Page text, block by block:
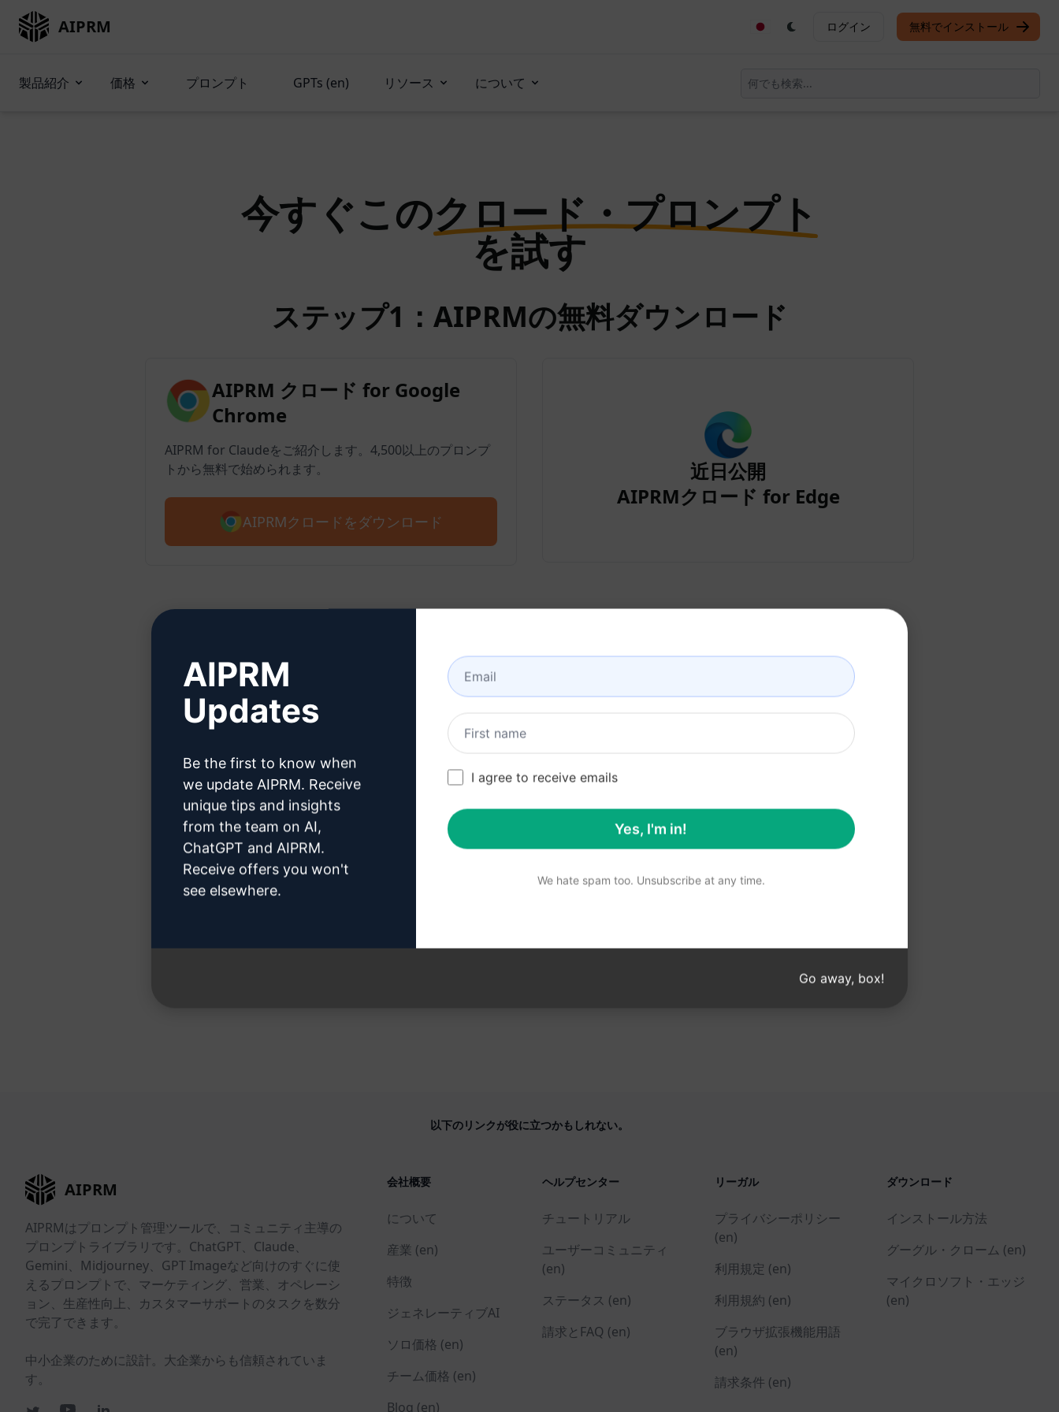
AIPRM ログイン 無料でインストール
製品紹介 価格 プロンプト GPTs (en) リソース について
今すぐこのクロード・プロンプト
を試す
ステップ1：AIPRMの無料ダウンロード
AIPRM クロード for Google
Chrome
AIPRM for Claudeをご紹介します。4,500以上のプロンプ
トから無料で始められます。
AIPRMクロードをダウンロード
近日公開
AIPRMクロード for Edge
ステップ2：クロードアカウントの作成
クロードアカウントの作成方法はこちらをクリックしてくださ
ステップ 3 : クロードでプロンプトを使用する
以下のリンクが役に立つかもしれない。
AIPRM
AIPRMはプロンプト管理ツールで、コミュニティ主導の
プロンプトライブラリです。ChatGPT、Claude、
Gemini、Midjourney、GPT Imageなど向けのすぐに使
えるプロンプトで、マーケティング、営業、オペレーシ
ョン、生産性向上、カスタマーサポートのタスクを数分
で完了できます。
中小企業のために設計。大企業からも信頼されていま
す。
会社概要
について
産業 (en)
特徴
ジェネレーティブAI
ソロ価格 (en)
チーム価格 (en)
Blog (en)
ヘルプセンター
チュートリアル
ユーザーコミュニティ
(en)
ステータス (en)
請求とFAQ (en)
リーガル
プライバシーポリシー
(en)
利用規定 (en)
利用規約 (en)
ブラウザ拡張機能用語
(en)
請求条件 (en)
ダウンロード
インストール方法
グーグル・クローム (en)
マイクロソフト・エッジ
(en)
AIPRM
Updates
Be the first to know when
we update AIPRM. Receive
unique tips and insights
from the team on AI,
ChatGPT and AIPRM.
Receive offers you won't
see elsewhere.
I agree to receive emails
Yes, I'm in!
We hate spam too. Unsubscribe at any time.
Go away, box!